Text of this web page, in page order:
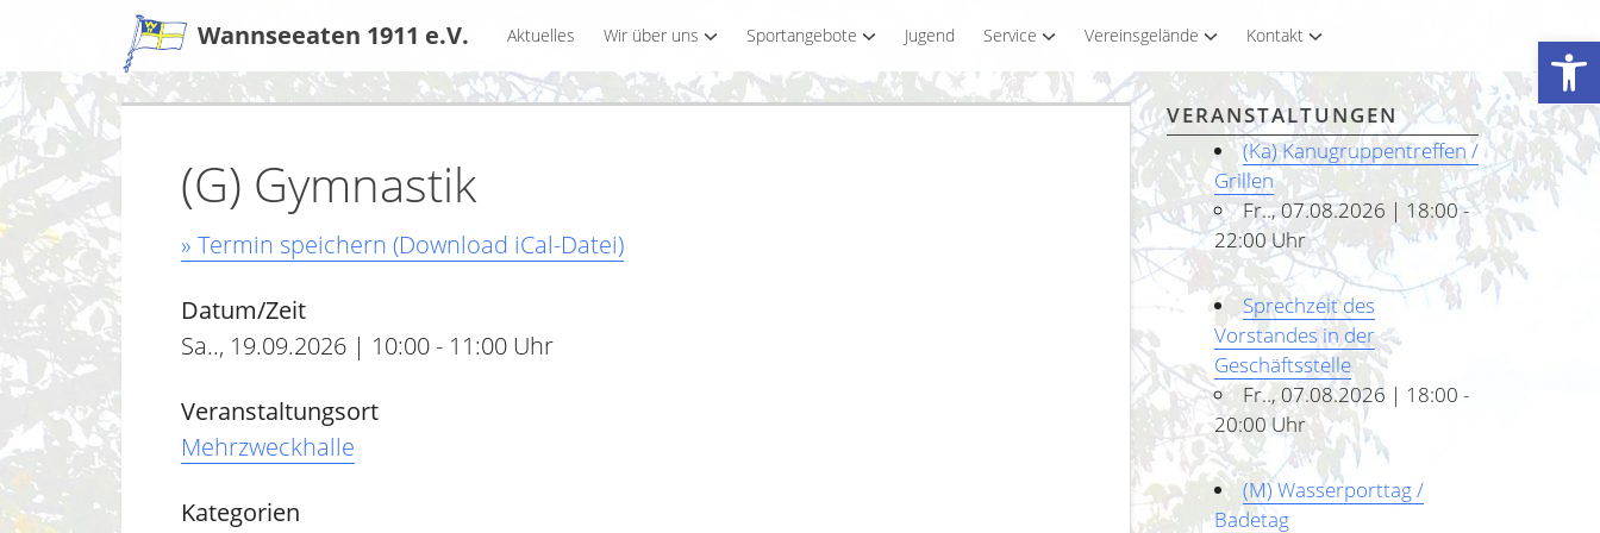
Werkzeugleiste öffnen
Wannseeaten 1911 e.V. Aktuelles Wir über uns Sportangebote Jugend Service Vereinsgelände Kontakt
(G) Gymnastik
» Termin speichern (Download iCal-Datei)
Datum/Zeit
Sa.., 19.09.2026 | 10:00 - 11:00 Uhr
Veranstaltungsort
Mehrzweckhalle
Kategorien
VERANSTALTUNGEN
(Ka) Kanugruppentreffen /
Grillen
Fr.., 07.08.2026 | 18:00 -
22:00 Uhr
Sprechzeit des
Vorstandes in der
Geschäftsstelle
Fr.., 07.08.2026 | 18:00 -
20:00 Uhr
(M) Wasserporttag /
Badetag